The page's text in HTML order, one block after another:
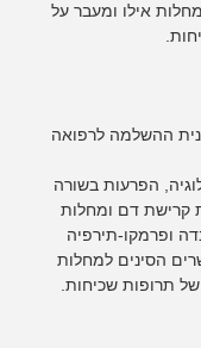
אילו ומעבר על
ההשלמה לרפואה
הפרעות בשורה
קרישת דם ומחלות
ופרמקו-תירפיה
הסינים למחלות
תרופות שכיחות.